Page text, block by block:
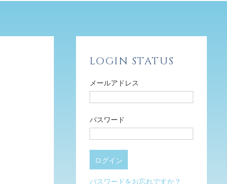
LOGIN STATUS
メールアドレス
パスワード
パスワードをお忘れですか？